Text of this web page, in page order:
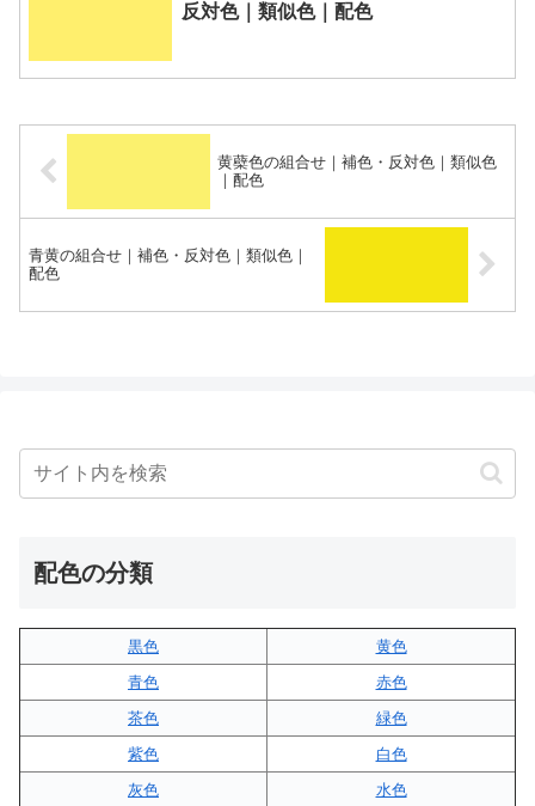
反対色｜類似色｜配色
黄蘗色の組合せ｜補色・反対色｜類似色
｜配色
青黄の組合せ｜補色・反対色｜類似色｜
配色
配色の分類
黒色
黄色
青色
赤色
茶色
緑色
紫色
白色
灰色
水色